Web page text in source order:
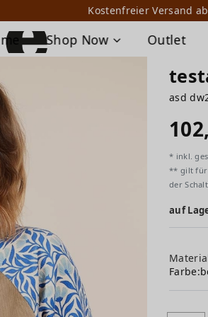
Kostenfreier Versand
Shop Now Outlet
asd
* inkl.
** gilt für
der
auf
Farbe: